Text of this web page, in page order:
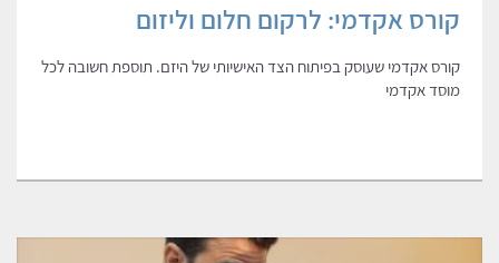
קורס אקדמי: לרקום חלום וליזום
קורס אקדמי שעוסק בפיתוח הצד האישיותי של היזם. תוספת חשובה לכל
מוסד אקדמי